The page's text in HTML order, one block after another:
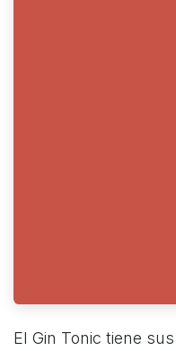
El Gin Tonic tiene